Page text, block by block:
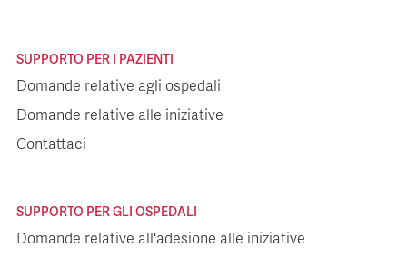
SUPPORTO PER I PAZIENTI
Domande relative agli ospedali
Domande relative alle iniziative
Contattaci
SUPPORTO PER GLI OSPEDALI
Domande relative all'adesione alle iniziative